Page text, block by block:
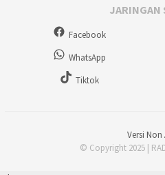
JARINGAN
Facebook
WhatsApp
Tiktok
Versi Non
© Copyright 2025 |